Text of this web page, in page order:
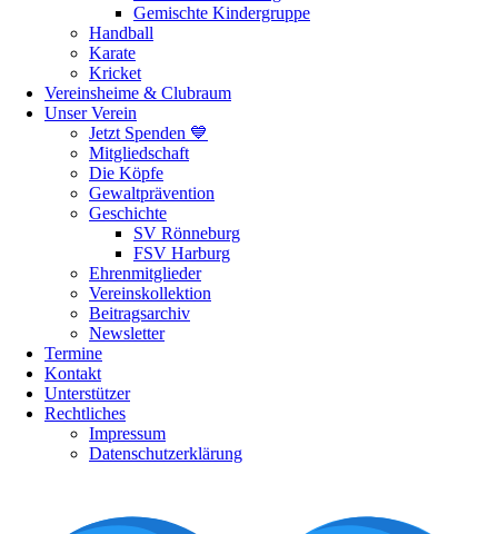
Gemischte Kindergruppe
Handball
Karate
Kricket
Vereinsheime & Clubraum
Unser Verein
Jetzt Spenden 💙
Mitgliedschaft
Die Köpfe
Gewaltprävention
Geschichte
SV Rönneburg
FSV Harburg
Ehrenmitglieder
Vereinskollektion
Beitragsarchiv
Newsletter
Termine
Kontakt
Unterstützer
Rechtliches
Impressum
Datenschutzerklärung